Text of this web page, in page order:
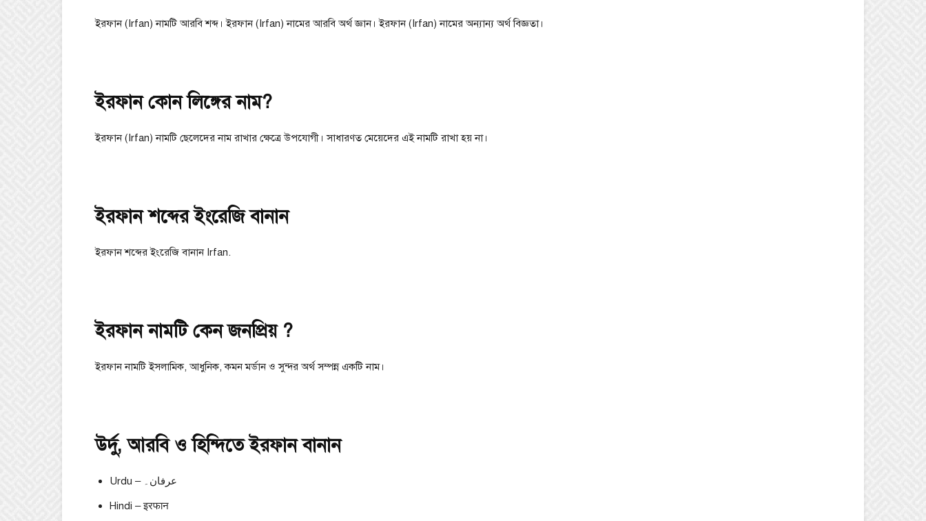
ইরফান (Irfan) নামটি আরবি শব্দ। ইরফান (Irfan) নামের আরবি অর্থ জ্ঞান। ইরফান (Irfan) নামের অন্যান্য অর্থ বিজ্ঞতা।
ইরফান কোন লিঙ্গের নাম?
ইরফান (Irfan) নামটি ছেলেদের নাম রাখার ক্ষেত্রে উপযোগী। সাধারণত মেয়েদের এই নামটি রাখা হয় না।
ইরফান শব্দের ইংরেজি বানান
ইরফান শব্দের ইংরেজি বানান Irfan.
ইরফান নামটি কেন জনপ্রিয় ?
ইরফান নামটি ইসলামিক, আধুনিক, কমন মর্ডান ও সুন্দর অর্থ সম্পন্ন একটি নাম।
উর্দু, আরবি ও হিন্দিতে ইরফান বানান
Urdu – عرفان۔
Hindi – इरफान